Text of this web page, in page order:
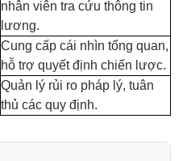
nhân viên tra cứu thông tin
lương.
Cung cấp cái nhìn tổng quan,
hỗ trợ quyết định chiến lược.
Quản lý rủi ro pháp lý, tuân
thủ các quy định.